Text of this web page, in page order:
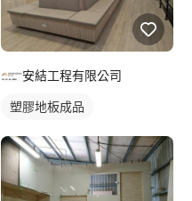
安結工程有限公司
塑膠地板成品